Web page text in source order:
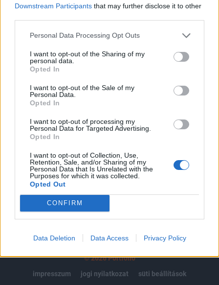
Downstream Participants that may further disclose it to other
Personal Data Processing Opt Outs
I want to opt-out of the Sharing of my
personal data.
Opted In
I want to opt-out of the Sale of my
Personal Data.
Opted In
I want to opt-out of processing my
Personal Data for Targeted Advertising.
Opted In
I want to opt-out of Collection, Use,
Retention, Sale, and/or Sharing of my
Personal Data that Is Unrelated with the
Purposes for which it was collected.
Opted Out
CONFIRM
Data Deletion Data Access Privacy Policy
A keresett cikk a portfolio.hu hírarchívumához
tartozik, melynek olvasása előfizetéses
regisztrációhoz kötött.
Az előfizetés a következőket tartalmazza:
Portfolio.hu teljes cikkarchívum
Kötéslisták: BÉT elmúlt 2 év napon belüli
kötéslistái
MÁR ELŐFIZETŐNK VAGY? BEJELENTKEZÉS
© 2026 Portfolio
impresszum
jogi nyilatkozat süti beállítások